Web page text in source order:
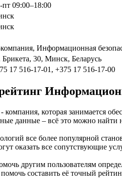
пт 09:00–18:00
Информационная
Брикета, 30, Минск, Беларусь
17 516-17-01, +375 17 516-17-00
- компания, которая занимается
данные – всё это можно найти
все более популярной
оказать все сопутствующие
другим пользователям
составить её точный